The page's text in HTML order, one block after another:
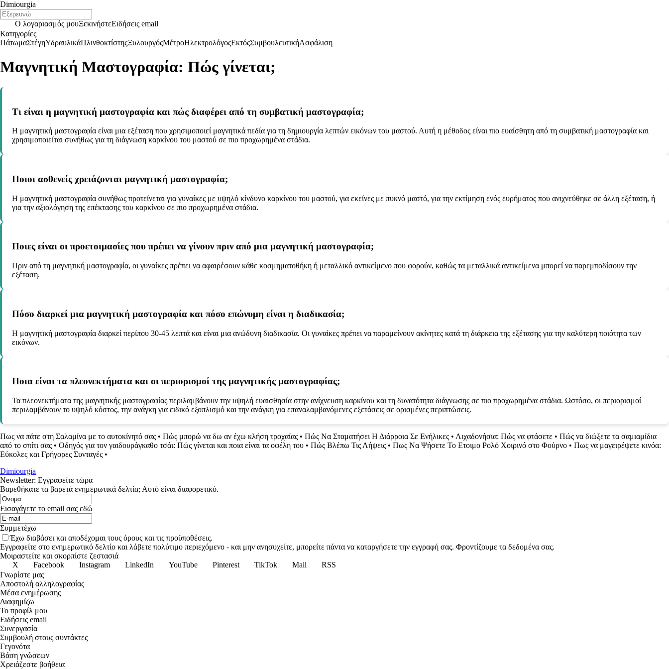
Dimiourgia
Ο λογαριασμός μουΞεκινήστεΕιδήσεις email
Κατηγορίες
ΠάτωμαΣτέγηΥδραυλικάΠλινθοκτίστηςΞυλουργόςΜέτροΗλεκτρολόγοςΕκτόςΣυμβουλευτικήΑσφάλιση
Μαγνητική Μαστογραφία: Πώς γίνεται;
Τι είναι η μαγνητική μαστογραφία και πώς διαφέρει από τη συμβατική μαστογραφία;
Η μαγνητική μαστογραφία είναι μια εξέταση που χρησιμοποιεί μαγνητικά πεδία για τη δημιουργία λεπτών εικόνων του μαστού. Αυτή η μέθοδος είναι πιο ευαίσθητη από τη συμβατική μαστογραφία και
χρησιμοποιείται συνήθως για τη διάγνωση καρκίνου του μαστού σε πιο προχωρημένα στάδια.
Ποιοι ασθενείς χρειάζονται μαγνητική μαστογραφία;
Η μαγνητική μαστογραφία συνήθως προτείνεται για γυναίκες με υψηλό κίνδυνο καρκίνου του μαστού, για εκείνες με πυκνό μαστό, για την εκτίμηση ενός ευρήματος που ανιχνεύθηκε σε άλλη εξέταση, ή
για την αξιολόγηση της επέκτασης του καρκίνου σε πιο προχωρημένα στάδια.
Ποιες είναι οι προετοιμασίες που πρέπει να γίνουν πριν από μια μαγνητική μαστογραφία;
Πριν από τη μαγνητική μαστογραφία, οι γυναίκες πρέπει να αφαιρέσουν κάθε κοσμηματοθήκη ή μεταλλικό αντικείμενο που φορούν, καθώς τα μεταλλικά αντικείμενα μπορεί να παρεμποδίσουν την
εξέταση.
Πόσο διαρκεί μια μαγνητική μαστογραφία και πόσο επώνυμη είναι η διαδικασία;
Η μαγνητική μαστογραφία διαρκεί περίπου 30-45 λεπτά και είναι μια ανώδυνη διαδικασία. Οι γυναίκες πρέπει να παραμείνουν ακίνητες κατά τη διάρκεια της εξέτασης για την καλύτερη ποιότητα των
εικόνων.
Ποια είναι τα πλεονεκτήματα και οι περιορισμοί της μαγνητικής μαστογραφίας;
Τα πλεονεκτήματα της μαγνητικής μαστογραφίας περιλαμβάνουν την υψηλή ευαισθησία στην ανίχνευση καρκίνου και τη δυνατότητα διάγνωσης σε πιο προχωρημένα στάδια. Ωστόσο, οι περιορισμοί
περιλαμβάνουν το υψηλό κόστος, την ανάγκη για ειδικό εξοπλισμό και την ανάγκη για επαναλαμβανόμενες εξετάσεις σε ορισμένες περιπτώσεις.
Πως να πάτε στη Σαλαμίνα με το αυτοκίνητό σας • Πώς μπορώ να δω αν έχω κλήση τροχαίας • Πώς Να Σταματήσει Η Διάρροια Σε Ενήλικες • Λιχαδονήσια: Πώς να φτάσετε • Πώς να διώξετε τα σαμιαμίδια
από το σπίτι σας • Οδηγός για τον γαιδουράγκαθο τσάι: Πώς γίνεται και ποια είναι τα οφέλη του • Πώς Βλέπω Τις Λήψεις • Πως Να Ψήσετε Το Ετοιμο Ρολό Χοιρινό στο Φούρνο • Πως να μαγειρέψετε κινόα:
Εύκολες και Γρήγορες Συνταγές •
Dimiourgia
Newsletter: Εγγραφείτε τώρα
Βαρεθήκατε τα βαρετά ενημερωτικά δελτία; Αυτό είναι διαφορετικό.
Εισαγάγετε το email σας εδώ
Συμμετέχω
Έχω διαβάσει και αποδέχομαι τους όρους και τις προϋποθέσεις.
Εγγραφείτε στο ενημερωτικό δελτίο και λάβετε πολύτιμο περιεχόμενο - και μην ανησυχείτε, μπορείτε πάντα να καταργήσετε την εγγραφή σας. Φροντίζουμε τα δεδομένα σας.
Μοιραστείτε και σκορπίστε ζεστασιά
X
Facebook Instagram LinkedIn YouTube Pinterest TikTok Mail
RSS
Γνωρίστε μας
Αποστολή αλληλογραφίας
Μέσα ενημέρωσης
Διαφημίζω
Το προφίλ μου
Ειδήσεις email
Συνεργασία
Συμβουλή στους συντάκτες
Γεγονότα
Βάση γνώσεων
Χρειάζεστε βοήθεια